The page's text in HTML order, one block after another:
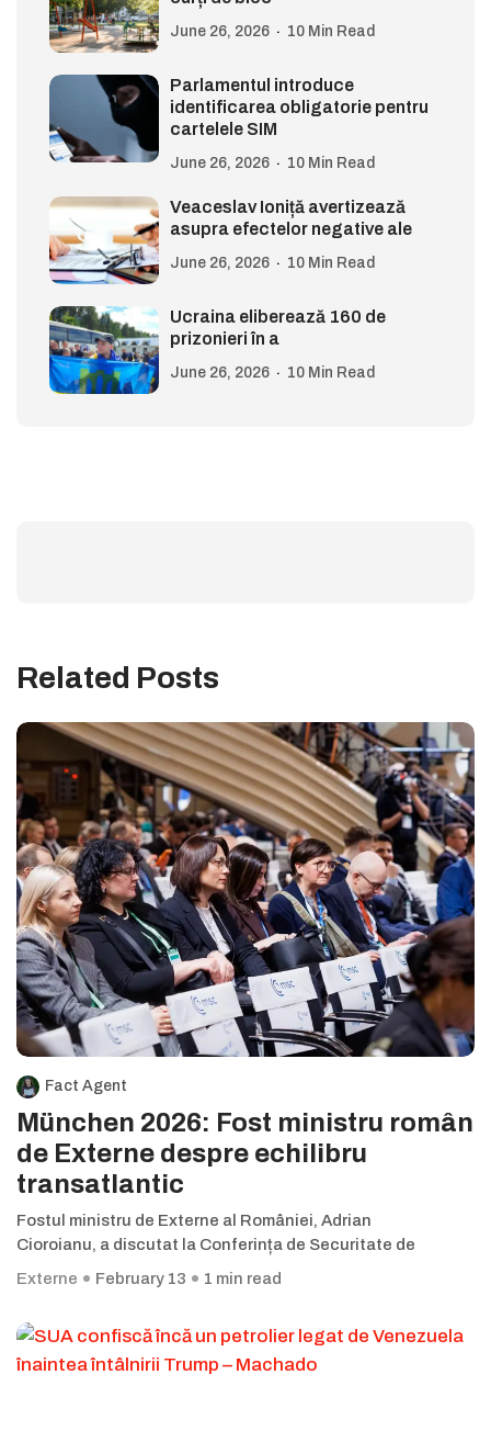
June 26, 2026 10 Min Read
Parlamentul introduce
identificarea obligatorie pentru
cartelele SIM
June 26, 2026 10 Min Read
Veaceslav Ioniță avertizează
asupra efectelor negative ale
June 26, 2026 10 Min Read
Ucraina eliberează 160 de
prizonieri în a
June 26, 2026 10 Min Read
Related Posts
Fact Agent
München 2026: Fost ministru român
de Externe despre echilibru
transatlantic
Fostul ministru de Externe al României, Adrian
Cioroianu, a discutat la Conferința de Securitate de
Externe
February 13 1 min read